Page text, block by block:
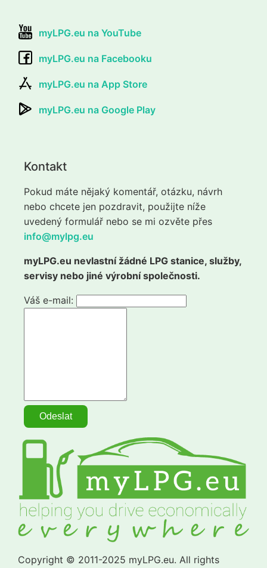
myLPG.eu na YouTube
myLPG.eu na Facebooku
myLPG.eu na App Store
myLPG.eu na Google Play
Kontakt
Pokud máte nějaký komentář, otázku, návrh
nebo chcete jen pozdravit, použijte níže
uvedený formulář nebo se mi ozvěte přes
info@mylpg.eu
myLPG.eu nevlastní žádné LPG stanice, služby,
servisy nebo jiné výrobní společnosti.
Váš e-mail:
Copyright © 2011-2025 myLPG.eu. All rights